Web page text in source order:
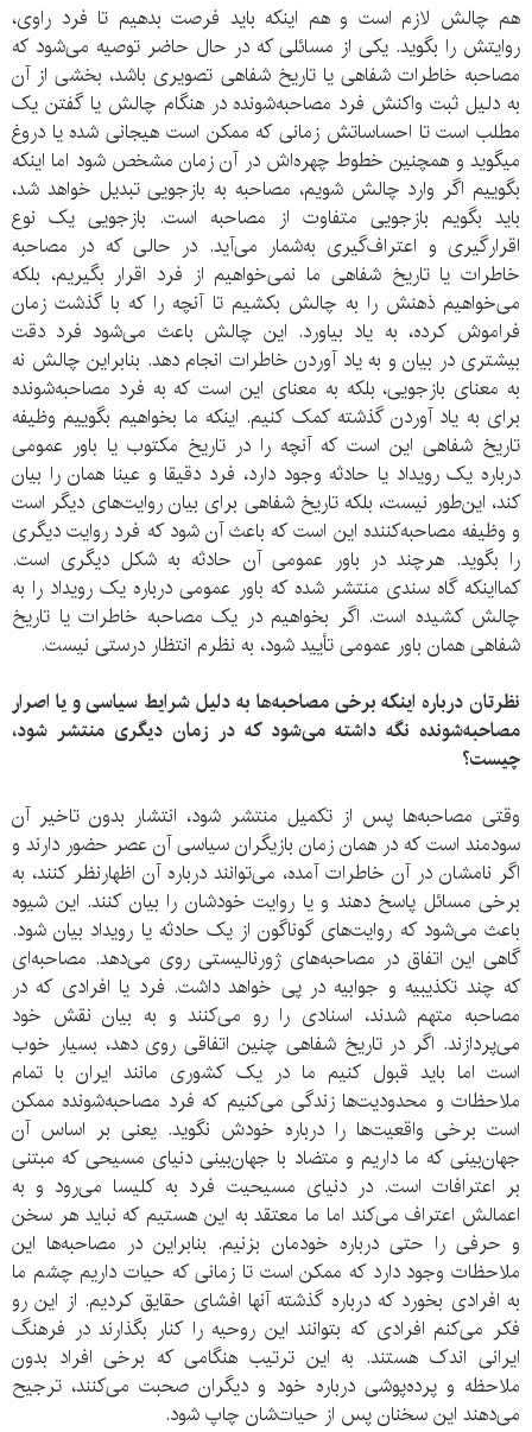
هم چالش لازم است و هم اینکه باید فرصت بدهیم تا فرد راوی،
روایتش را بگوید. یکی از مسائلی که در حال حاضر توصیه می‌شود که
مصاحبه خاطرات شفاهی یا تاریخ شفاهی تصویری باشد، بخشی از آن
به دلیل ثبت واکنش فرد مصاحبه‌شونده در هنگام چالش یا گفتن یک
مطلب است تا احساساتش زمانی که ممکن است هیجانی شده یا دروغ
می‎گوید و همچنین خطوط چهره‌اش در آن زمان مشخص شود اما اینکه
بگوییم اگر وارد چالش شویم، مصاحبه به بازجویی تبدیل خواهد شد،
باید بگویم بازجویی متفاوت از مصاحبه است. بازجویی یک نوع
اقرارگیری و اعتراف‌گیری به‌شمار می‌آید. در حالی که در مصاحبه
خاطرات یا تاریخ شفاهی ما نمی‌خواهیم از فرد اقرار بگیریم، بلکه
می‌خواهیم ذهنش را به چالش بکشیم تا آنچه را که با گذشت زمان
فراموش کرده، به یاد بیاورد. این چالش باعث می‌شود فرد دقت
بیشتری در بیان و به یاد آوردن خاطرات انجام دهد. بنابراین چالش نه
به معنای بازجویی، بلکه به معنای این است که به فرد مصاحبه‌شونده
برای به یاد آوردن گذشته کمک کنیم. اینکه ما بخواهیم بگوییم وظیفه
تاریخ شفاهی این است که آنچه را در تاریخ مکتوب یا باور عمومی
درباره یک رویداد یا حادثه وجود دارد، فرد دقیقا و عینا همان را بیان
کند، این‌طور نیست، بلکه تاریخ شفاهی برای بیان روایت‌های دیگر است
و وظیفه مصاحبه‌کننده این است که باعث آن شود که فرد روایت دیگری
را بگوید. هرچند در باور عمومی آن حادثه به شکل دیگری است.
کمااینکه گاه سندی منتشر شده که باور عمومی درباره یک رویداد را به
چالش کشیده است. اگر بخواهیم در یک مصاحبه خاطرات یا تاریخ
شفاهی همان باور عمومی تأیید شود، به نظرم انتظار درستی نیست.
نظرتان درباره اینکه برخی مصاحبه‌ها به دلیل شرایط سیاسی و یا اصرار
مصاحبه‌شونده نگه داشته می‌شود که در زمان دیگری منتشر شود،
چیست؟
وقتی مصاحبه‌ها پس از تکمیل منتشر شود، انتشار بدون تاخیر آن
سودمند است که در همان زمان بازیگران سیاسی آن عصر حضور دارند و
اگر نامشان در آن خاطرات آمده، می‌توانند درباره آن اظهارنظر کنند، به
برخی مسائل پاسخ ‌دهند و یا روایت خودشان را بیان ‌کنند. این شیوه
باعث می‌شود که روایت‌های گوناگون از یک حادثه یا رویداد بیان شود.
گاهی این اتفاق در مصاحبه‌های ژورنالیستی روی می‌دهد. مصاحبه‌ای
که چند تکذیبیه و جوابیه در پی خواهد داشت. فرد یا افرادی که در
مصاحبه متهم شدند، اسنادی را رو می‌کنند و به بیان نقش خود
می‌پردازند. اگر در تاریخ شفاهی چنین اتفاقی روی دهد، بسیار خوب
است اما باید قبول کنیم ما در یک کشوری مانند ایران با تمام
ملاحظات و محدودیت‌ها زندگی می‌کنیم که فرد مصاحبه‌شونده ممکن
است برخی واقعیت‌ها را درباره خودش نگوید. یعنی بر اساس آن
جهان‌بینی که ما داریم و متضاد با جهان‌بینی دنیای مسیحی که مبتنی
بر اعترافات است. در دنیای مسیحیت فرد به کلیسا می‌رود و به
اعمالش اعتراف می‌کند اما ما معتقد به این هستیم که نباید هر سخن
و حرفی را حتی درباره خودمان بزنیم. بنابراین در مصاحبه‌ها این
ملاحظات وجود دارد که ممکن است تا زمانی که حیات داریم چشم ما
به افرادی بخورد که درباره گذشته آنها افشای حقایق کردیم. از این رو
فکر می‌کنم افرادی که بتوانند این روحیه را کنار بگذارند در فرهنگ
ایرانی اندک هستند. به این ترتیب هنگامی که برخی افراد بدون
ملاحظه و پرده‌پوشی درباره خود و دیگران صحبت می‌کنند، ترجیح
می‌دهند این سخنان پس از حیات‌شان چاپ شود.